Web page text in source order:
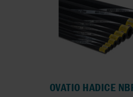
OVATIO HADICE